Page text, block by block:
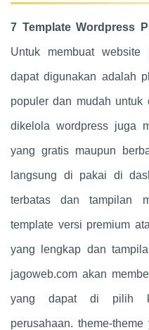
7 Template Wordpress
Untuk membuat
dapat digunakan adalah
populer dan mudah untuk
dikelola wordpress juga
yang gratis maupun
langsung di pakai di
terbatas dan tampilan
template versi premium
yang lengkap dan
jagoweb.com akan
yang dapat di pilih
perusahaan. theme-